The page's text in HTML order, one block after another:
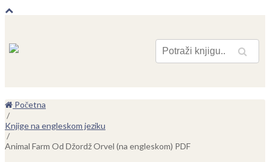
Pretraga
Početna
/
Knjige na engleskom jeziku
/
Animal Farm Od Džordž Orvel (na engleskom) PDF